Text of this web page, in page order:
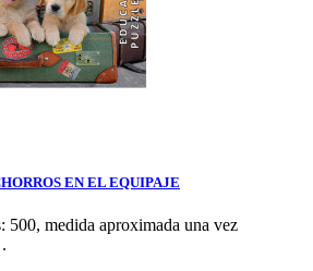
EN EL EQUIPAJE
500, medida aproximada una vez